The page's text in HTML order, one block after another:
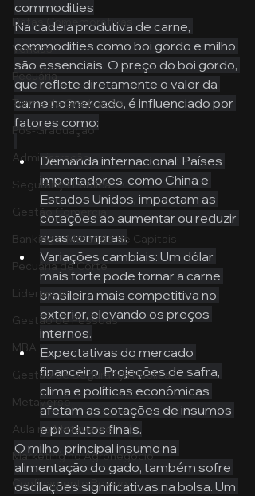
Datas Comemorativas
Vendas
Pecuária
Turma de Graduação
Pós-Graduação
Administração
Segurança Publica
Gestão Comercial
Banking e Mercado de Capitais
Pecuária de Corte
Liderança
Gestão de Pessoas
MBA
Gestão de Segurança Publica
Metaverso
Aula no Metaverso
Marketing no Agronegócio
Confinamento Bovino
commodities
Na cadeia produtiva de carne,
commodities como boi gordo e milho
são essenciais. O preço do boi gordo,
que reflete diretamente o valor da
carne no mercado, é influenciado por
fatores como:
Demanda internacional: Países
importadores, como China e
Estados Unidos, impactam as
cotações ao aumentar ou reduzir
suas compras.
Variações cambiais: Um dólar
mais forte pode tornar a carne
brasileira mais competitiva no
exterior, elevando os preços
internos.
Expectativas do mercado
financeiro: Projeções de safra,
clima e políticas econômicas
afetam as cotações de insumos
e produtos finais.
O milho, principal insumo na
alimentação do gado, também sofre
oscilações significativas na bolsa. Um